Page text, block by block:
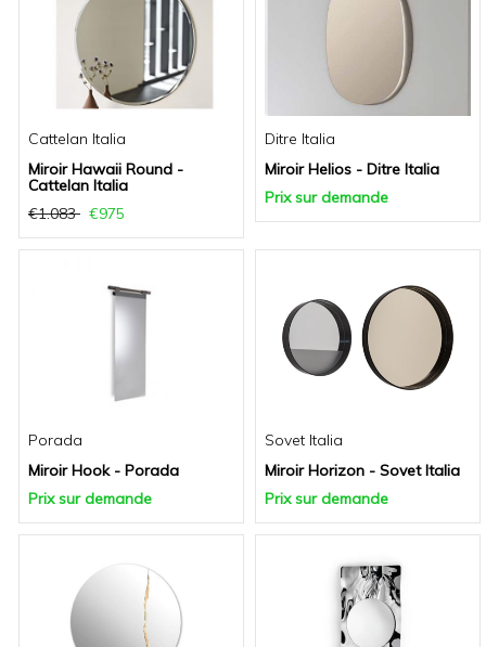
Cattelan Italia
Miroir Hawaii Round -
Cattelan Italia
€1.083
€975
Ditre Italia
Miroir Helios - Ditre Italia
Prix sur demande
Porada
Miroir Hook - Porada
Prix sur demande
Sovet Italia
Miroir Horizon - Sovet Italia
Prix sur demande